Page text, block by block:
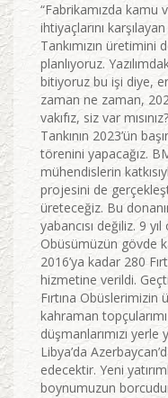
“Fabrikamızda kamu
ihtiyaçlarını
Tankımızın üretimini
planlıyoruz.
bitiyoruz bu işi diye,
zaman ne zaman,
vakıfız, siz var
Tankının 2023’ün
törenini yapacağız.
mühendislerin
projesini de
üreteceğiz. Bu
yabancısı değiliz. 9
Obüsümüzün gövde
2016’ya kadar 280
hizmetine verildi.
Fırtına Obüslerimizin
kahraman
düşmanlarımızı
Libya’da
edecektir. Yeni
boynumuzun